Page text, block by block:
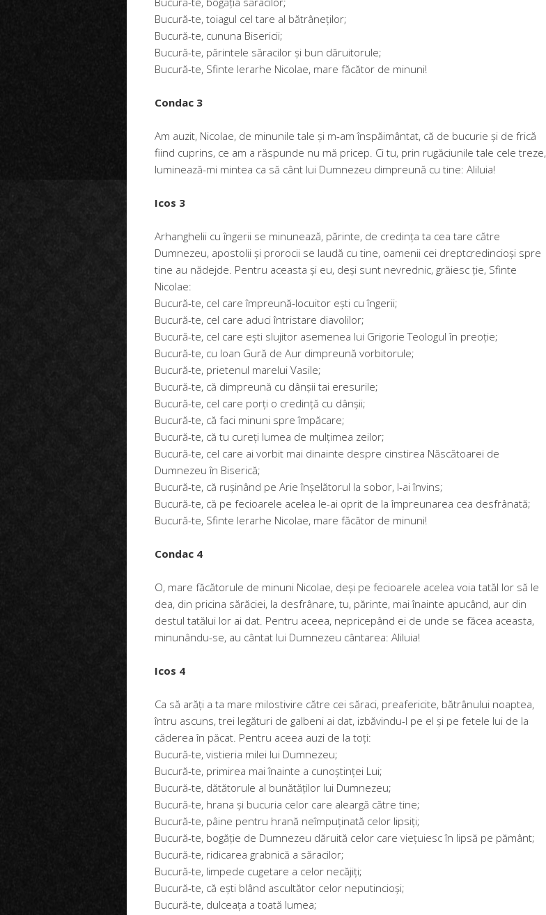
Bucură-te, toiagul cel tare al bătrâneților;
Bucură-te, cununa Bisericii;
Bucură-te, părintele săracilor și bun dăruitorule;
Bucură-te, Sfinte Ierarhe Nicolae, mare făcător de minuni!
Condac 3
Am auzit, Nicolae, de minunile tale și m-am înspăimântat, că de bucurie și de frică
fiind cuprins, ce am a răspunde nu mă pricep. Ci tu, prin rugăciunile tale cele treze,
luminează-mi mintea ca să cânt lui Dumnezeu dimpreună cu tine: Aliluia!
Icos 3
Arhanghelii cu îngerii se minunează, părinte, de credința ta cea tare către
Dumnezeu, apostolii și prorocii se laudă cu tine, oamenii cei dreptcredincioși spre
tine au nădejde. Pentru aceasta și eu, deși sunt nevrednic, grăiesc ție, Sfinte
Nicolae:
Bucură-te, cel care împreună-locuitor ești cu îngerii;
Bucură-te, cel care aduci întristare diavolilor;
Bucură-te, cel care ești slujitor asemenea lui Grigorie Teologul în preoție;
Bucură-te, cu Ioan Gură de Aur dimpreună vorbitorule;
Bucură-te, prietenul marelui Vasile;
Bucură-te, că dimpreună cu dânșii tai eresurile;
Bucură-te, cel care porți o credință cu dânșii;
Bucură-te, că faci minuni spre împăcare;
Bucură-te, că tu cureți lumea de mulțimea zeilor;
Bucură-te, cel care ai vorbit mai dinainte despre cinstirea Născătoarei de
Dumnezeu în Biserică;
Bucură-te, că rușinând pe Arie înșelătorul la sobor, l-ai învins;
Bucură-te, că pe fecioarele acelea le-ai oprit de la împreunarea cea desfrânată;
Bucură-te, Sfinte Ierarhe Nicolae, mare făcător de minuni!
Condac 4
O, mare făcătorule de minuni Nicolae, deși pe fecioarele acelea voia tatăl lor să le
dea, din pricina sărăciei, la desfrânare, tu, părinte, mai înainte apucând, aur din
destul tatălui lor ai dat. Pentru aceea, nepricepând ei de unde se făcea aceasta,
minunându-se, au cântat lui Dumnezeu cântarea: Aliluia!
Icos 4
Ca să arăți a ta mare milostivire către cei săraci, preafericite, bătrânului noaptea,
întru ascuns, trei legături de galbeni ai dat, izbăvindu-l pe el și pe fetele lui de la
căderea în păcat. Pentru aceea auzi de la toți:
Bucură-te, vistieria milei lui Dumnezeu;
Bucură-te, primirea mai înainte a cunoștinței Lui;
Bucură-te, dătătorule al bunătăților lui Dumnezeu;
Bucură-te, hrana și bucuria celor care aleargă către tine;
Bucură-te, pâine pentru hrană neîmpuținată celor lipsiți;
Bucură-te, bogăție de Dumnezeu dăruită celor care viețuiesc în lipsă pe pământ;
Bucură-te, ridicarea grabnică a săracilor;
Bucură-te, limpede cugetare a celor necăjiți;
Bucură-te, că ești blând ascultător celor neputincioși;
Bucură-te, dulceața a toată lumea;